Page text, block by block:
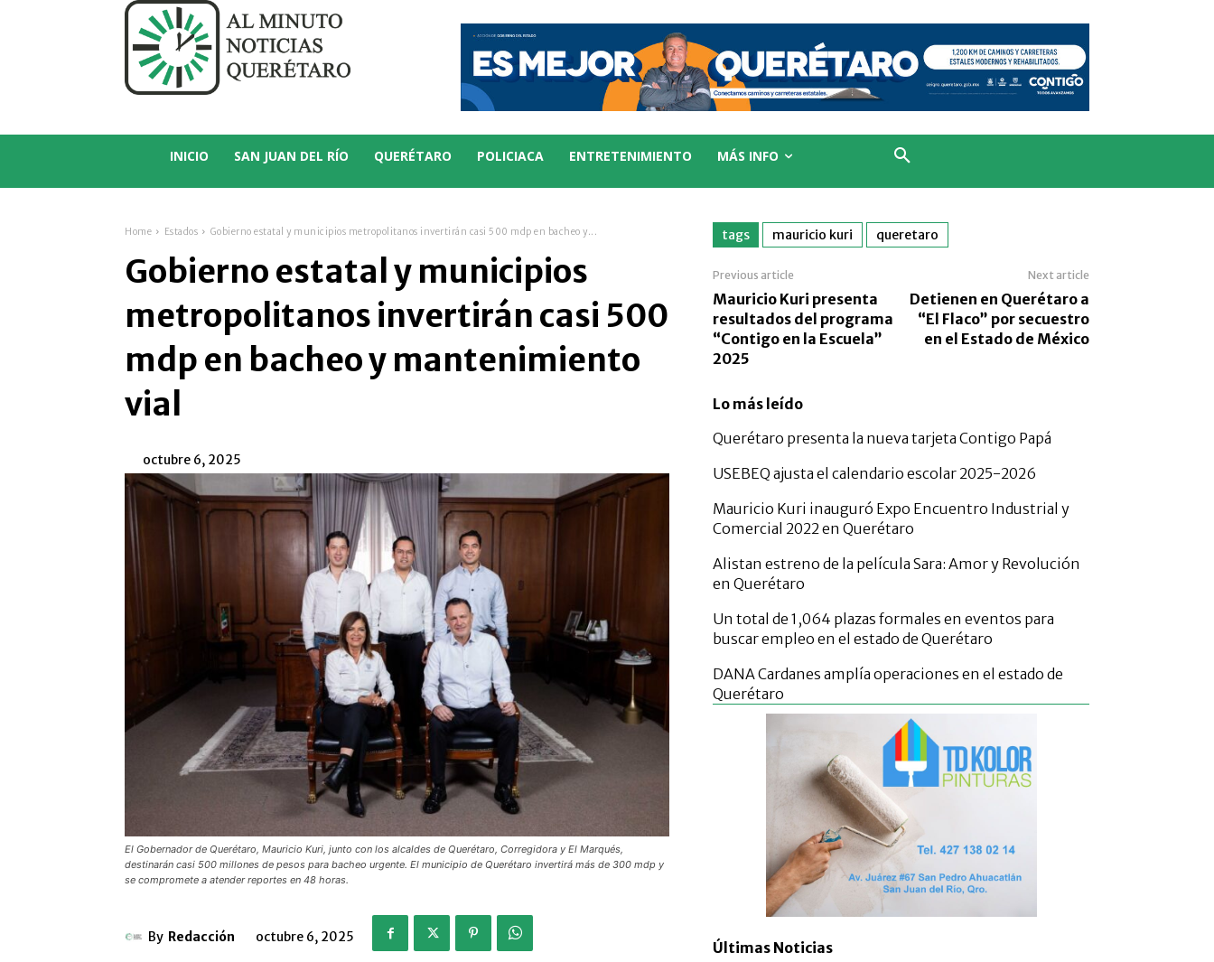
INICIO SAN JUAN DEL RÍO QUERÉTARO POLICIACA ENTRETENIMIENTO MÁS INFO
Home Estados Gobierno estatal y municipios metropolitanos invertirán casi 500 mdp en bacheo y...
Gobierno estatal y municipios
metropolitanos invertirán casi 500
mdp en bacheo y mantenimiento
vial
octubre 6, 2025
El Gobernador de Querétaro, Mauricio Kuri, junto con los alcaldes de Querétaro, Corregidora y El Marqués,
destinarán casi 500 millones de pesos para bacheo urgente. El municipio de Querétaro invertirá más de 300 mdp y
se compromete a atender reportes en 48 horas.
By Redacción octubre 6, 2025
tags mauricio kuri queretaro
Previous article
Mauricio Kuri presenta
resultados del programa
“Contigo en la Escuela”
2025
Next article
Detienen en Querétaro a
“El Flaco” por secuestro
en el Estado de México
Lo más leído
Querétaro presenta la nueva tarjeta Contigo Papá
USEBEQ ajusta el calendario escolar 2025-2026
Mauricio Kuri inauguró Expo Encuentro Industrial y
Comercial 2022 en Querétaro
Alistan estreno de la película Sara: Amor y Revolución
en Querétaro
Un total de 1,064 plazas formales en eventos para
buscar empleo en el estado de Querétaro
DANA Cardanes amplía operaciones en el estado de
Querétaro
Últimas Noticias